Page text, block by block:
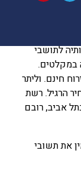
לתושבי
במקלטים.
האירוח חינם. וליתר
הרגיל. רשת
הארץ ובתל אביב, רובם
את תשובי